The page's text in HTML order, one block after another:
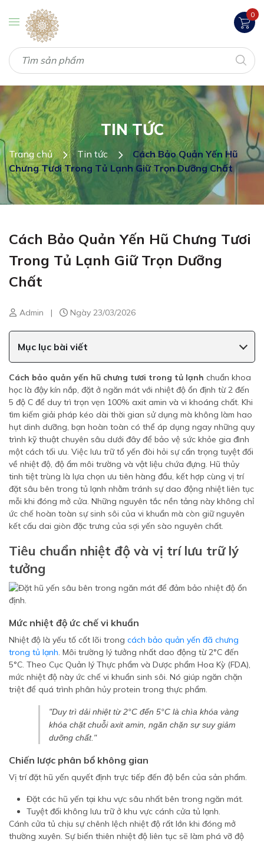
0
TIN TỨC
Trang chủ Tin tức
Cách Bảo Quản Yến Hũ
Chưng Tươi Trong Tủ Lạnh Giữ Trọn Dưỡng Chất
Cách Bảo Quản Yến Hũ Chưng Tươi
Trong Tủ Lạnh Giữ Trọn Dưỡng
Chất
Admin | Ngày 23/03/2026
Mục lục bài viết
Cách bảo quản yến hũ chưng tươi trong tủ lạnh chuẩn khoa
học là đậy kín nắp, đặt ở ngăn mát với nhiệt độ ổn định từ 2 đến
5 độ C để duy trì trọn vẹn 100% axit amin và vi khoáng chất. Khi
tìm kiếm giải pháp kéo dài thời gian sử dụng mà không làm hao
hụt dinh dưỡng, bạn hoàn toàn có thể áp dụng ngay những quy
trình kỹ thuật chuyên sâu dưới đây để bảo vệ sức khỏe gia đình
một cách tối ưu. Việc lưu trữ tổ yến đòi hỏi sự cẩn trọng tuyệt đối
về nhiệt độ, độ ẩm môi trường và vật liệu chứa đựng. Hũ thủy
tinh tiệt trùng là lựa chọn ưu tiên hàng đầu, kết hợp cùng vị trí
đặt sâu bên trong tủ lạnh nhằm tránh sự dao động nhiệt liên tục
mỗi khi đóng mở cửa. Những nguyên tắc nền tảng này không chỉ
ức chế hoàn toàn sự sinh sôi của vi khuẩn mà còn giữ nguyên
kết cấu dai giòn đặc trưng của sợi yến sào nguyên chất.
Tiêu chuẩn nhiệt độ và vị trí lưu trữ lý
tưởng
Mức nhiệt độ ức chế vi khuẩn
Nhiệt độ là yếu tố cốt lõi trong cách bảo quản yến đã chưng
trong tủ lạnh. Môi trường lý tưởng nhất dao động từ 2°C đến
5°C. Theo Cục Quản lý Thực phẩm và Dược phẩm Hoa Kỳ (FDA),
mức nhiệt độ này ức chế vi khuẩn sinh sôi. Nó giúp ngăn chặn
triệt để quá trình phân hủy protein trong thực phẩm.
"Duy trì dải nhiệt từ 2°C đến 5°C là chìa khóa vàng
khóa chặt chuỗi axit amin, ngăn chặn sự suy giảm
dưỡng chất."
Chiến lược phân bổ không gian
Vị trí đặt hũ yến quyết định trực tiếp đến độ bền của sản phẩm.
Đặt các hũ yến tại khu vực sâu nhất bên trong ngăn mát.
Tuyệt đối không lưu trữ ở khu vực cánh cửa tủ lạnh.
Cánh cửa tủ chịu sự chênh lệch nhiệt độ rất lớn khi đóng mở
thường xuyên. Sự biến thiên nhiệt độ liên tục sẽ làm phá vỡ độ